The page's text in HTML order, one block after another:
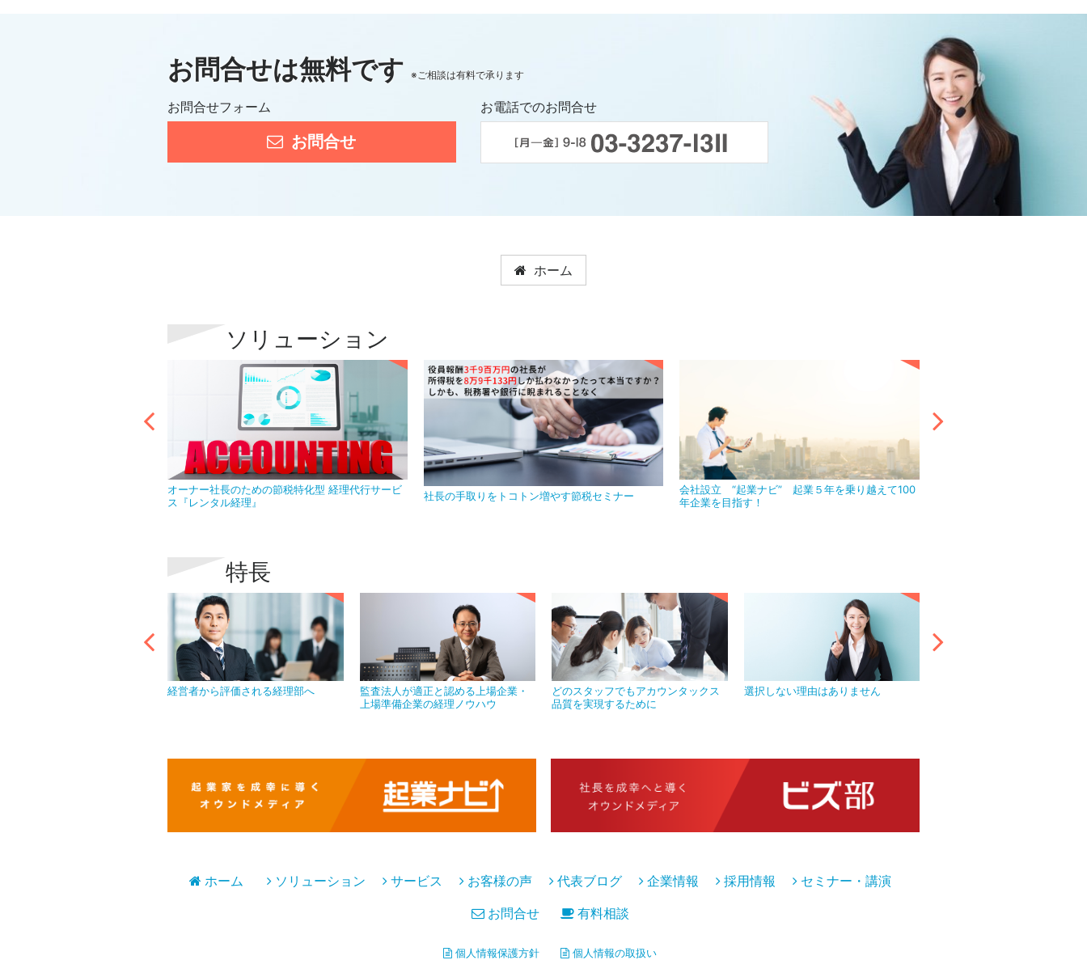
お問合せは無料です ※ご相談は有料で承ります
お問合せフォーム
お問合せ
お電話でのお問合せ
ホーム
ソリューション
オーナー社長のための節税特化型 経理代行サービ
ス『レンタル経理』
社長の手取りをトコトン増やす節税セミナー
会社設立 “起業ナビ” 起業５年を乗り越えて100
年企業を目指す！
特長
経営者から評価される経理部へ
監査法人が適正と認める上場企業・
上場準備企業の経理ノウハウ
どのスタッフでもアカウンタックス
品質を実現するために
選択しない理由はありません
ホーム ソリューション サービス お客様の声 代表ブログ 企業情報 採用情報
セミナー・講演
お問合せ
有料相談
個人情報保護方針 個人情報の取扱い